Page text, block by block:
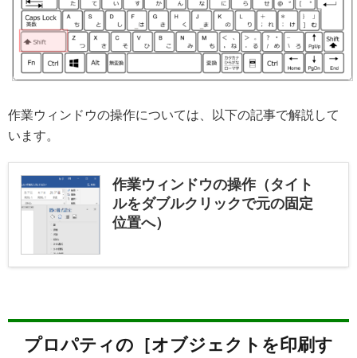
作業ウィンドウの操作については、以下の記事で解説して
います。
作業ウィンドウの操作（タイト
ルをダブルクリックで元の固定
位置へ）
プロパティの［オブジェクトを印刷す